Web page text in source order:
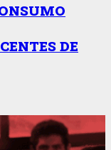
DE